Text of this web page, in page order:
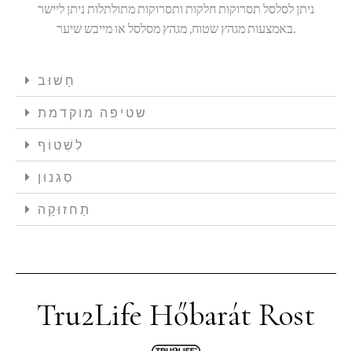
ניתן לסלסל ​​תסרוקות חלקות ותסרוקות מתולתלות ניתן ליישר
באמצעות מגהץ שטוח, מגהץ מסלסל או מייבש שיער.
חָשׁוּב
שטיפה מוקדמת
לִשְׁטוֹף
סִגנוּן
תַחזוּקָה
Tru2Life Hőbarát Rost